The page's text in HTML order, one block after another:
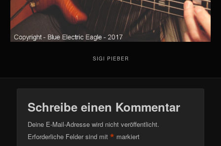
SIGI PIEBER
Schreibe einen Kommentar
Deine E-Mail-Adresse wird nicht veröffentlicht.
Erforderliche Felder sind mit* markiert